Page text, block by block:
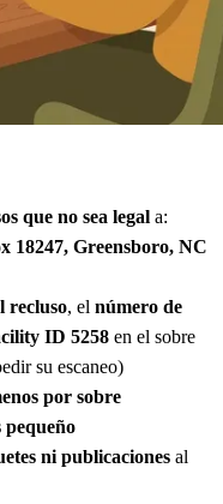
que no sea legal a:
18247, Greensboro, NC
recluso, el número de
ID 5258 en el sobre
su escaneo)
por sobre
ni publicaciones al